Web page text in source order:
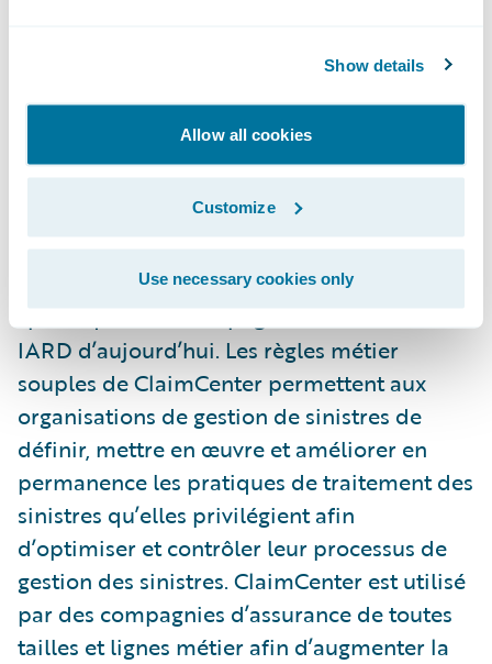
Show details
Allow all cookies
Customize
Use necessary cookies only
Directeur Général de Guidewire Software. «
mettre en œuvre avec succès leur projet de
transformation des sinistres ».
Guidewire ClaimCenter est un système de
gestion des sinistres, complet, conçu dès le
départ pour satisfaire les besoins
spécifiques des compagnies d’Assurance
IARD d’aujourd’hui. Les règles métier
souples de ClaimCenter permettent aux
organisations de gestion de sinistres de
définir, mettre en œuvre et améliorer en
permanence les pratiques de traitement des
sinistres qu’elles privilégient afin
d’optimiser et contrôler leur processus de
gestion des sinistres. ClaimCenter est utilisé
par des compagnies d’assurance de toutes
tailles et lignes métier afin d’augmenter la